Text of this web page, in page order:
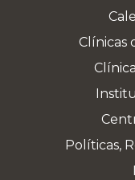
Clínicas
Políticas,